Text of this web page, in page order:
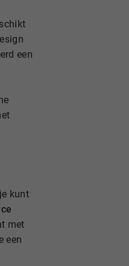
een
kunt
met
een